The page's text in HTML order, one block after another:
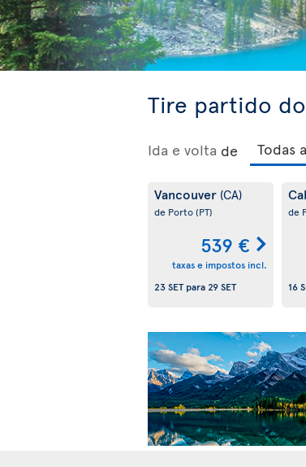
Tire partido
Ida e volta de
Vancouver (CA)
de Porto(PT)
539 €
taxas e impostos incl.
23 SETpara29 SET
de
16